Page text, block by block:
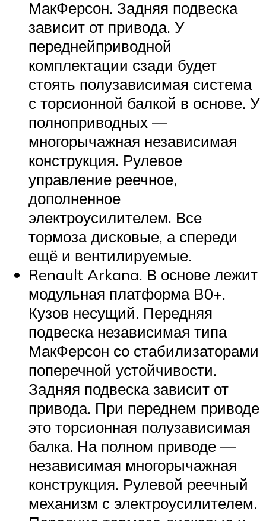
МакФерсон. Задняя подвеска
зависит от привода. У
переднейприводной
комплектации сзади будет
стоять полузависимая система
с торсионной балкой в основе. У
полноприводных —
многорычажная независимая
конструкция. Рулевое
управление реечное,
дополненное
электроусилителем. Все
тормоза дисковые, а спереди
ещё и вентилируемые.
Renault Arkana. В основе лежит
модульная платформа B0+.
Кузов несущий. Передняя
подвеска независимая типа
МакФерсон со стабилизаторами
поперечной устойчивости.
Задняя подвеска зависит от
привода. При переднем приводе
это торсионная полузависимая
балка. На полном приводе —
независимая многорычажная
конструкция. Рулевой реечный
механизм с электроусилителем.